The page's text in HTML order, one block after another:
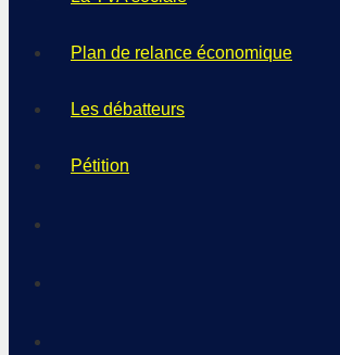
Plan de relance économique
Les débatteurs
Pétition